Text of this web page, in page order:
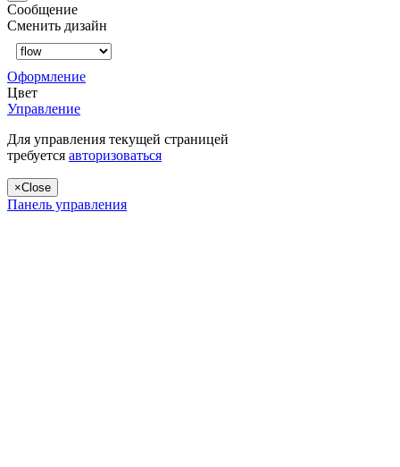
Сообщение
Сменить дизайн
Оформление
Цвет
Управление
Для управления текущей страницей
требуется авторизоваться
×Close
Панель управления